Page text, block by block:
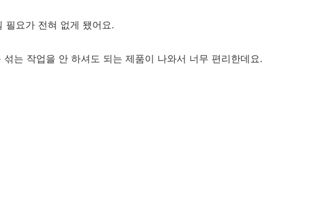
필요가 전혀 없게 됐어요.
는 작업을 안 하셔도 되는 제품이 나와서 너무 편리한데요.